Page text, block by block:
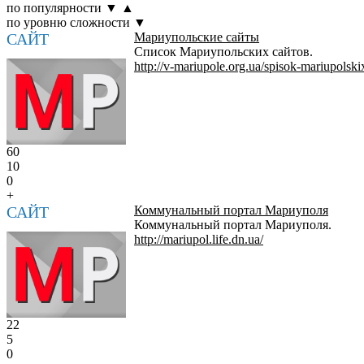
по популярности ▼
▲
по уровню сложности ▼
САЙТ
Мариупольские сайты
Список Мариупольских сайтов.
http://v-mariupole.org.ua/spisok-
60
10
0
+
САЙТ
Коммунальный портал Мариуполя
Коммунальный портал Мариуполя.
http://mariupol.life.dn.ua/
22
5
0